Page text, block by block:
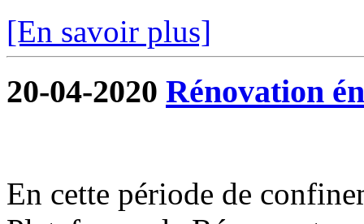
[En savoir plus]
20-04-2020 Rénovation
En cette période de